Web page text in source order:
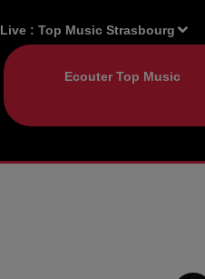
Live :Top Music Strasbourg